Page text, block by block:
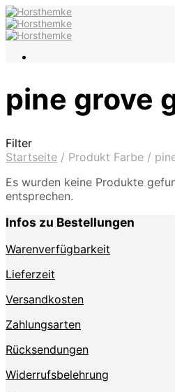
pine grove
Filter
Startseite / Produkt Farbe /
Es wurden keine Produkte
entsprechen.
Infos zu Bestellungen
Warenverfügbarkeit
Lieferzeit
Versandkosten
Zahlungsarten
Rücksendungen
Widerrufsbelehrung